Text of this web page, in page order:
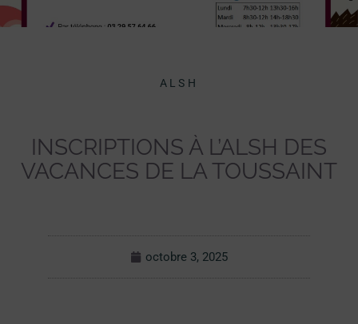
ALSH
INSCRIPTIONS À L’ALSH DES
VACANCES DE LA TOUSSAINT
octobre 3, 2025